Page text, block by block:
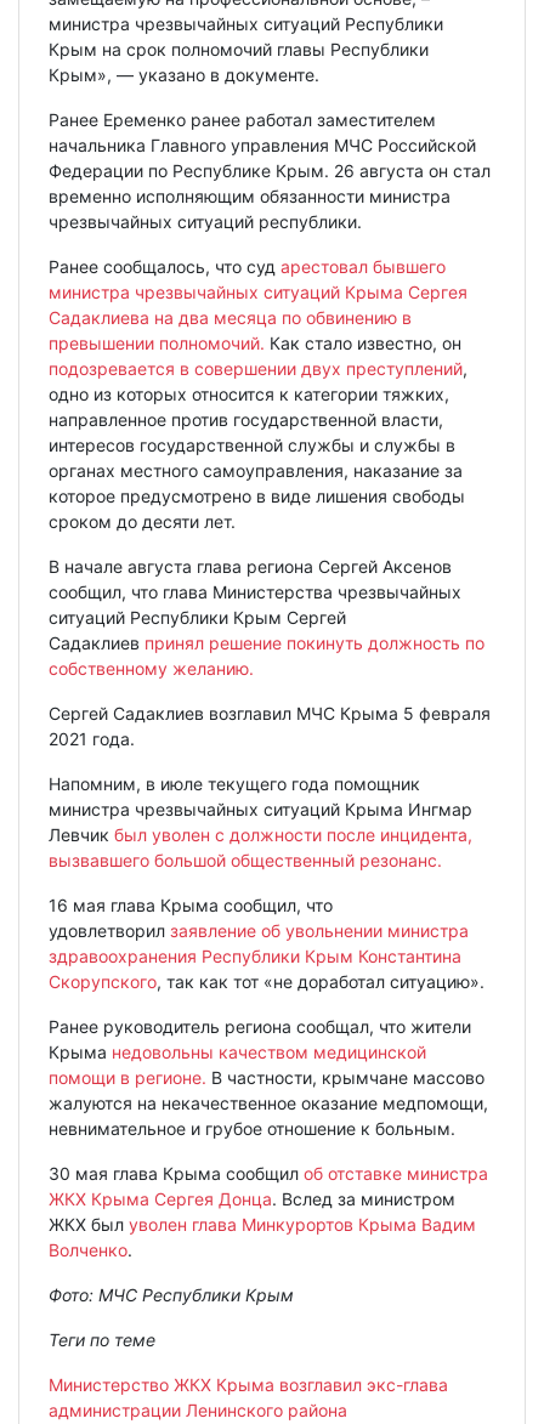
министра чрезвычайных ситуаций Республики
Крым на срок полномочий главы Республики
Крым», — указано в документе.
Ранее Еременко ранее работал заместителем
начальника Главного управления МЧС Российской
Федерации по Республике Крым. 26 августа он стал
временно исполняющим обязанности министра
чрезвычайных ситуаций республики.
Ранее сообщалось, что суд арестовал бывшего
министра чрезвычайных ситуаций Крыма Сергея
Садаклиева на два месяца по обвинению в
превышении полномочий. Как стало известно, он
подозревается в совершении двух преступлений,
одно из которых относится к категории тяжких,
направленное против государственной власти,
интересов государственной службы и службы в
органах местного самоуправления, наказание за
которое предусмотрено в виде лишения свободы
сроком до десяти лет.
В начале августа глава региона Сергей Аксенов
сообщил, что глава Министерства чрезвычайных
ситуаций Республики Крым Сергей
Садаклиев принял решение покинуть должность по
собственному желанию.
Сергей Садаклиев возглавил МЧС Крыма 5 февраля
2021 года.
Напомним, в июле текущего года помощник
министра чрезвычайных ситуаций Крыма Ингмар
Левчик был уволен с должности после инцидента,
вызвавшего большой общественный резонанс.
16 мая глава Крыма сообщил, что
удовлетворил заявление об увольнении министра
здравоохранения Республики Крым Константина
Скорупского, так как тот «не доработал ситуацию».
Ранее руководитель региона сообщал, что жители
Крыма недовольны качеством медицинской
помощи в регионе. В частности, крымчане массово
жалуются на некачественное оказание медпомощи,
невнимательное и грубое отношение к больным.
30 мая глава Крыма сообщил об отставке министра
ЖКХ Крыма Сергея Донца. Вслед за министром
ЖКХ был уволен глава Минкурортов Крыма Вадим
Волченко.
Фото: МЧС Республики Крым
Теги по теме
Министерство ЖКХ Крыма возглавил экс-глава
администрации Ленинского района